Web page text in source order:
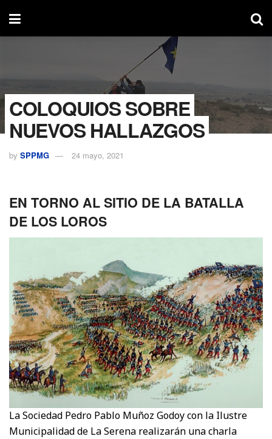
COLOQUIOS SOBRE
NUEVOS HALLAZGOS
by SPPMG 24 mayo, 2021
EN TORNO AL SITIO DE LA BATALLA
DE LOS LOROS
La Sociedad Pedro Pablo Muñoz Godoy con la Ilustre
Municipalidad de La Serena realizarán una charla